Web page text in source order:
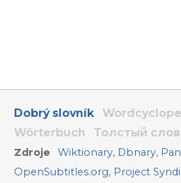
Dobrý slovník
Wörterbuch
Толстый
Zdroje Wiktionary, Dbnary,
OpenSubtitles.org, Project